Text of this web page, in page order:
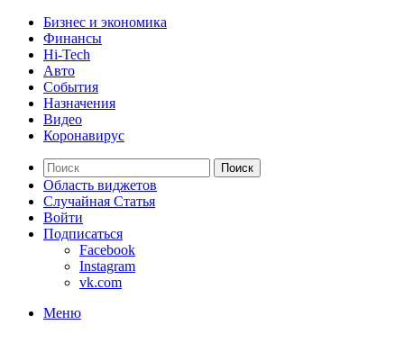
Бизнес и экономика
Финансы
Hi-Tech
Авто
События
Назначения
Видео
Коронавирус
Поиск
Область виджетов
Случайная Статья
Войти
Подписаться
Facebook
Instagram
vk.com
Меню